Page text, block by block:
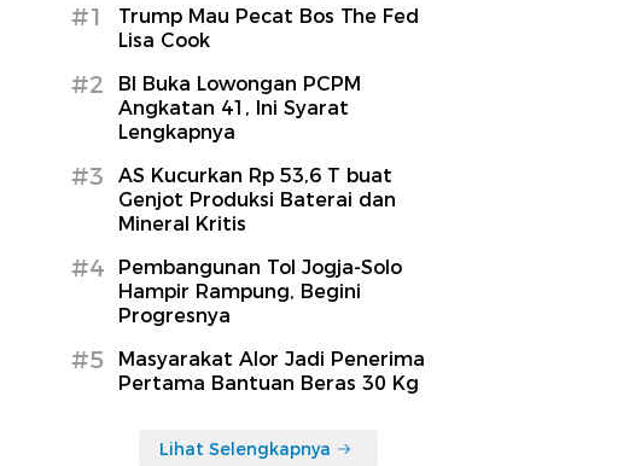
#1
Trump Mau Pecat Bos The Fed
Lisa Cook
#2
BI Buka Lowongan PCPM
Angkatan 41, Ini Syarat
Lengkapnya
#3
AS Kucurkan Rp 53,6 T buat
Genjot Produksi Baterai dan
Mineral Kritis
#4
Pembangunan Tol Jogja-Solo
Hampir Rampung, Begini
Progresnya
#5
Masyarakat Alor Jadi Penerima
Pertama Bantuan Beras 30 Kg
Lihat Selengkapnya